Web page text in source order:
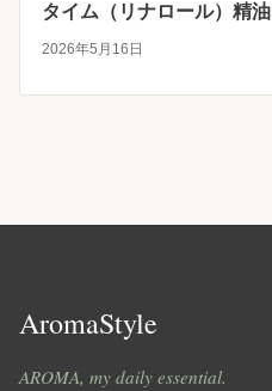
タイム（リナロール）精油
2026年5月16日
AromaStyle
AROMA, my daily essential.